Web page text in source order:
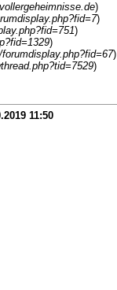
)
)
)
)
forumdisplay.php?fid=67)
)
11:50